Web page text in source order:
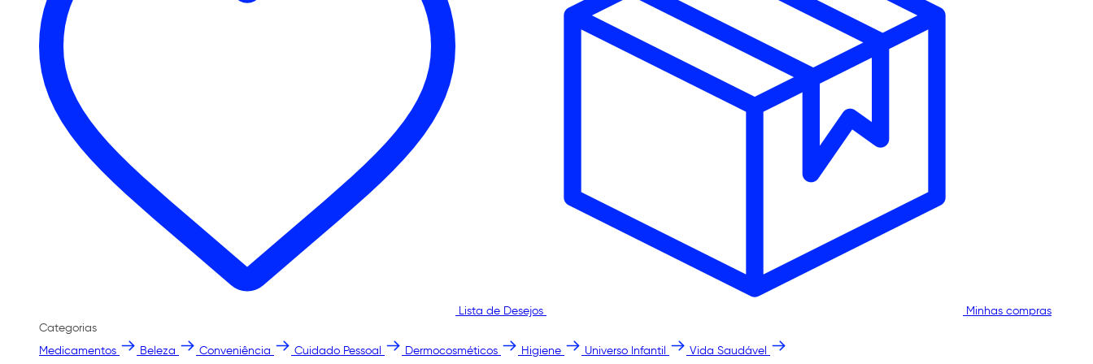
Lista de Desejos
Minhas compras
Categorias
Medicamentos
Beleza Conveniência Cuidado Pessoal Dermocosméticos Higiene Universo Infantil Vida Saudável